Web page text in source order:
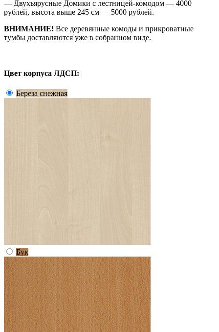
— Двухъярусные Домики с лестницей-комодом — 4000
рублей, высота выше 245 см — 5000 рублей.
ВНИМАНИЕ! Все деревянные комоды и прикроватные
тумбы доставляются уже в собранном виде.
Цвет корпуса ЛДСП:
Береза снежная
Бук